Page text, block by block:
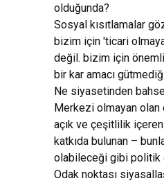
olduğunda?
Sosyal kısıtlamalar
bizim için 'ticari
değil. bizim için
bir kar amacı
Ne siyasetinden
Merkezi olmayan olan
açık ve çeşitlilik
katkıda bulunan –
olabileceği gibi politik
Odak noktası